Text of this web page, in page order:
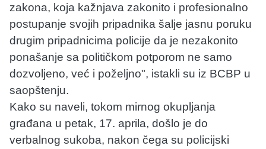
zakona, koja kažnjava zakonito i profesionalno
postupanje svojih pripadnika šalje jasnu poruku
drugim pripadnicima policije da je nezakonito
ponašanje sa političkom potporom ne samo
dozvoljeno, već i poželjno", istakli su iz BCBP u
saopštenju.
Kako su naveli, tokom mirnog okupljanja
građana u petak, 17. aprila, došlo je do
verbalnog sukoba, nakon čega su policijski